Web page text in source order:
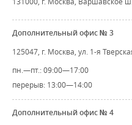
Дополнительный офис № 3
125047, г. Москва, ул. 1-я
пн.—пт.: 09:00—17:00
перерыв: 13:00—14:00
Дополнительный офис № 4